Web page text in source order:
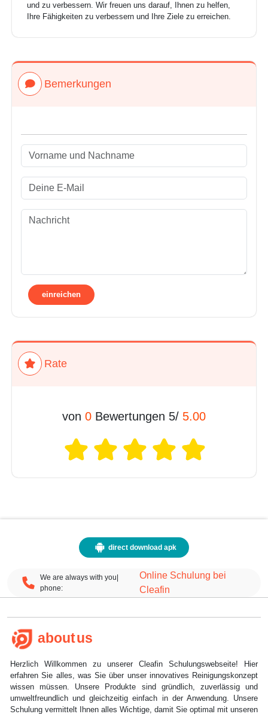
und zu verbessern. Wir freuen uns darauf, Ihnen zu helfen,
Ihre Fähigkeiten zu verbessern und Ihre Ziele zu erreichen.
Bemerkungen
Rate
5.00
/5 von
0 Bewertungen
direct download apk
We are always with you|
phone:
Online Schulung bei
Cleafin
about us
Herzlich Willkommen zu unserer Cleafin Schulungswebseite! Hier
erfahren Sie alles, was Sie über unser innovatives Reinigungskonzept
wissen müssen. Unsere Produkte sind gründlich, zuverlässig und
umweltfreundlich und gleichzeitig einfach in der Anwendung. Unsere
Schulung vermittelt Ihnen alles Wichtige, damit Sie optimal mit unseren